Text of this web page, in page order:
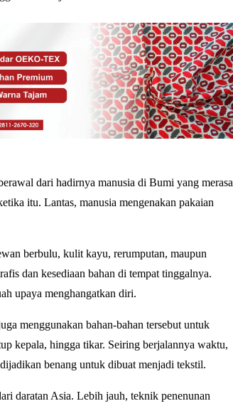
dari hadirnya manusia di Bumi yang merasa
itu. Lantas, manusia mengenakan pakaian
berbulu, kulit kayu, rerumputan, maupun
dan kesediaan bahan di tempat tinggalnya.
upaya menghangatkan diri.
menggunakan bahan-bahan tersebut untuk
kepala, hingga tikar. Seiring berjalannya waktu,
benang untuk dibuat menjadi tekstil.
daratan Asia. Lebih jauh, teknik penenunan